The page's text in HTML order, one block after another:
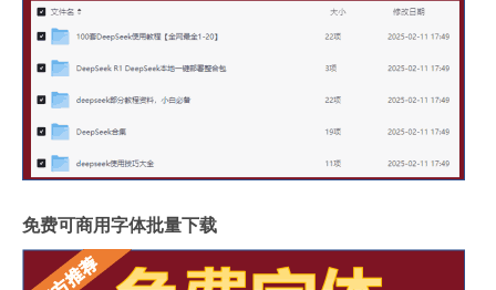
免费可商用字体批量下载